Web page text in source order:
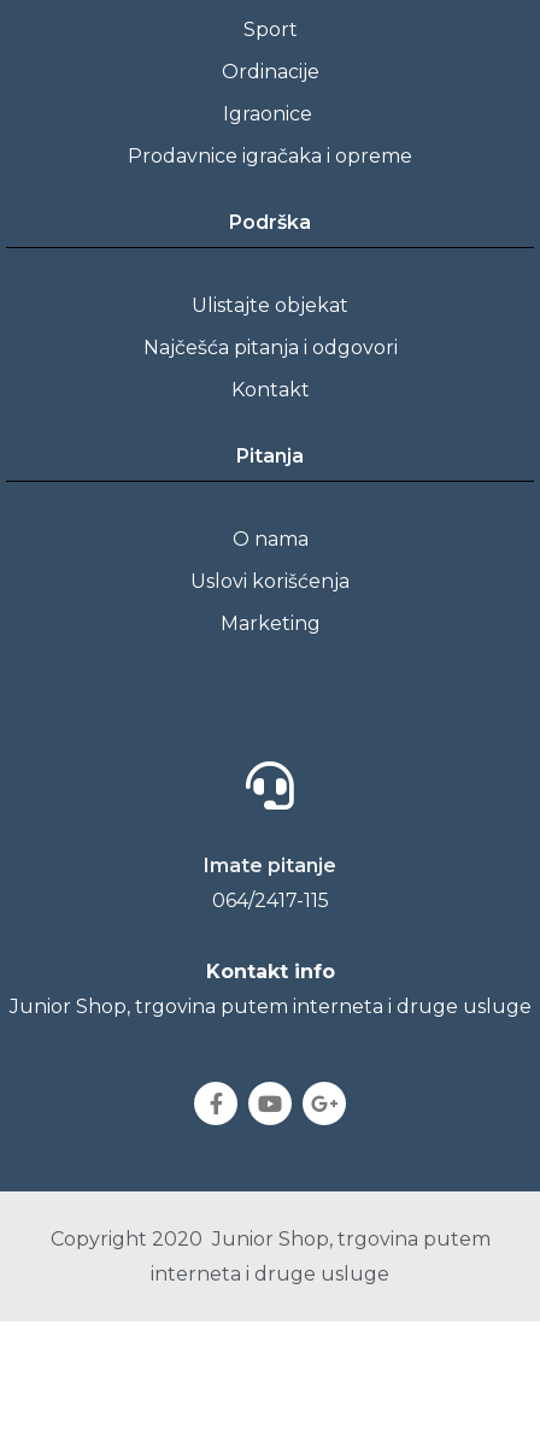
Imate pitanje
064/2417-115
Kontakt info
Junior Shop, trgovina putem interneta i druge usluge
Sport
Ordinacije
Igraonice
Prodavnice igračaka i opreme
Podrška
Ulistajte objekat
Najčešća pitanja i odgovori
Kontakt
Pitanja
O nama
Uslovi korišćenja
Marketing
Copyright 2020 Junior Shop, trgovina putem
interneta i druge usluge